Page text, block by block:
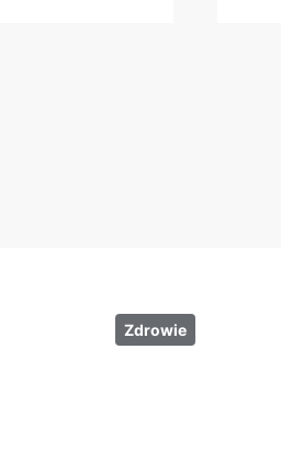
Zdrowie